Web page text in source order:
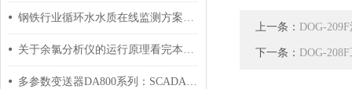
钢铁行业循环水水质在线监测方案：冷却水腐蚀结垢预警体系构建
关于余氯分析仪的运行原理看完本篇你就知道了
多参数变送器DA800系列：SCADA集成与数据采集实操指南
上一条： DOG-
下一条： DOG-